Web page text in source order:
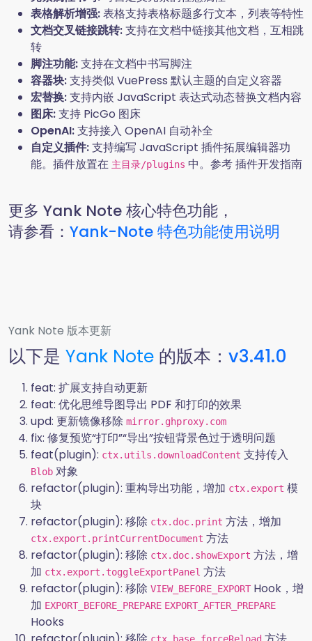
表格解析增强:表格支持表格标题多行文本，列表等特性
文档交叉链接跳转:支持在文档中链接其他文档，互相跳
转
脚注功能:支持在文档中书写脚注
容器块:支持类似 VuePress 默认主题的自定义容器
宏替换:支持内嵌 JavaScript 表达式动态替换文档内容
图床:支持 PicGo 图床
OpenAI:支持接入 OpenAI 自动补全
自定义插件:支持编写 JavaScript 插件拓展编辑器功
能。插件放置在 主目录/plugins 中。参考 插件开发指南
更多 Yank Note 核心特色功能，
请参看： Yank-Note 特色功能使用说明
Yank Note 版本更新
以下是 Yank Note 的版本： v3.41.0
feat: 扩展支持自动更新
feat: 优化思维导图导出 PDF 和打印的效果
upd: 更新镜像移除 mirror.ghproxy.com
fix: 修复预览“打印”“导出”按钮背景色过于透明问题
feat(plugin): ctx.utils.downloadContent 支持传入
Blob 对象
refactor(plugin): 重构导出功能，增加 ctx.export 模
块
refactor(plugin): 移除 ctx.doc.print 方法，增加
ctx.export.printCurrentDocument 方法
refactor(plugin): 移除 ctx.doc.showExport 方法，增
加 ctx.export.toggleExportPanel 方法
refactor(plugin): 移除 VIEW_BEFORE_EXPORT Hook，增
加 EXPORT_BEFORE_PREPARE EXPORT_AFTER_PREPARE
Hooks